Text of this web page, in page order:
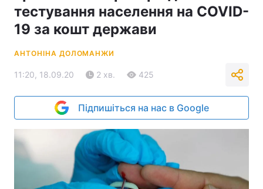
тестування населення на COVID-
19 за кошт держави
АНТОНІНА ДОЛОМАНЖИ
11:20, 18.09.20 2 хв. 425
Підпишіться на нас в Google